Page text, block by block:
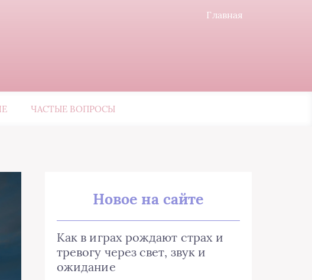
Главная
ЧАСТЫЕ ВОПРОСЫ
Новое на сайте
Как в играх рождают страх и
тревогу через свет, звук и
ожидание